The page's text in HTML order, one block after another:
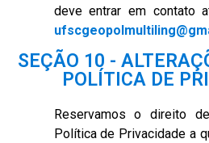
deve entrar em contato
SEÇÃO 10 -
POLÍTICA DE
Reservamos o direito
Política de Privacidade a